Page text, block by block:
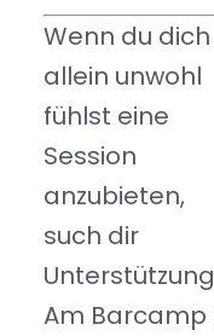
Wenn du dich
allein unwohl
fühlst eine
Session
anzubieten,
such dir
Am Barcamp